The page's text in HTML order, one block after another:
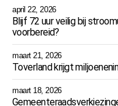
april 22, 2026
Blijf 72 uur veilig bij
voorbereid?
maart 21, 2026
Toverland krijgt
maart 18, 2026